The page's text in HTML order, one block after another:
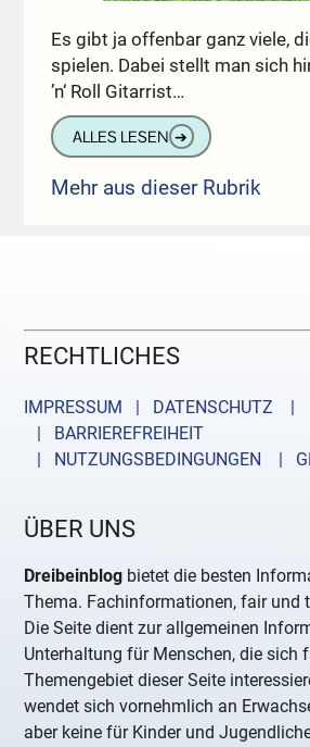
Es gibt ja offenbar ganz viele,
spielen. Dabei stellt man sich
’n‘ Roll Gitarrist…
ALLES LESEN ➔
Mehr aus dieser Rubrik
RECHTLICHES
IMPRESSUM | DATENSCHUTZ |
| BARRIEREFREIHEIT
| NUTZUNGSBEDINGUNGEN
|
ÜBER UNS
Dreibeinblog bietet die besten
Thema. Fachinformationen, fair und
Die Seite dient zur allgemeinen
Unterhaltung für Menschen, die sich
Themengebiet dieser Seite
wendet sich vornehmlich an
aber keine für Kinder und